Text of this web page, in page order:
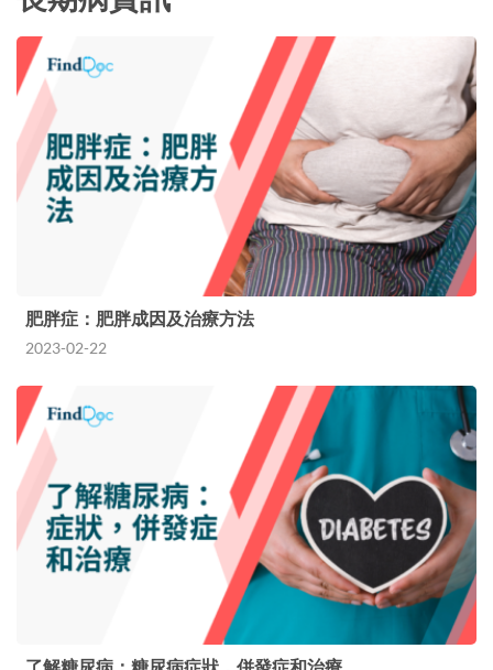
肥胖症：肥胖成因及治療方法
2023-02-22